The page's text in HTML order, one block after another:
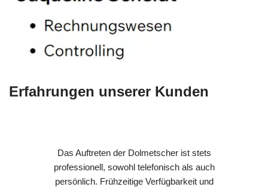
Erfahrungen unserer Kunden
Das Auftreten der Dolmetscher ist stets
professionell, sowohl telefonisch als auch
persönlich. Frühzeitige Verfügbarkeit und